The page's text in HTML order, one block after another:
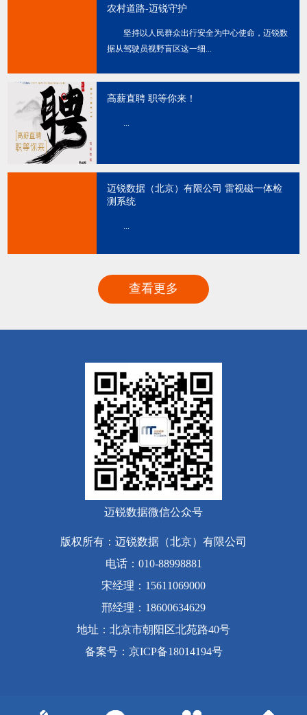
农村道路-迈锐守护
坚持以人民群众出行安全为中心使命，迈锐数
据从驾驶员视野盲区这一细...
高薪直聘 职等你来！
...
迈锐数据（北京）有限公司 雷视磁一体检
测系统
...
查看更多
迈锐数据微信公众号
版权所有：迈锐数据（北京）有限公司
电话：010-88998881
宋经理：15611069000
邢经理：18600634629
地址：北京市朝阳区北苑路40号
备案号： 京ICP备18014194号